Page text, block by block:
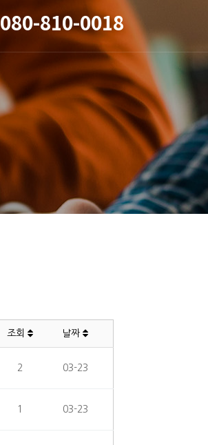
080-810-0018
조회 날짜
2 03-23
1 03-23